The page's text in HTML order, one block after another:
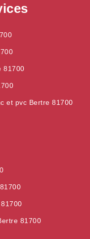
81700
et pvc Bertre 81700
81700